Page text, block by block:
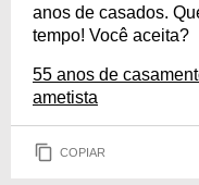
anos de casados.
tempo! Você aceita?
55 anos de
ametista
COPIAR